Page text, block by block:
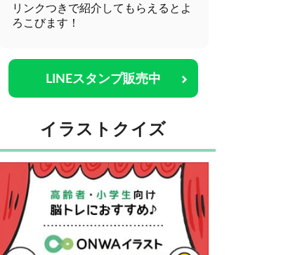
リンクつきで紹介してもらえるとよ
ろこびます！
LINEスタンプ販売中
イラストクイズ